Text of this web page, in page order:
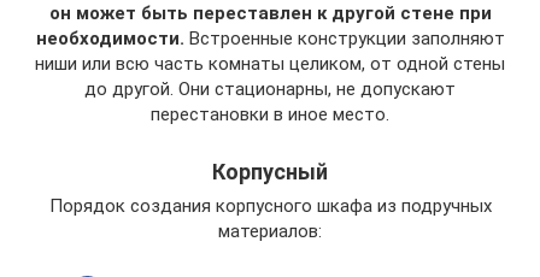
он может быть переставлен к другой стене при
необходимости. Встроенные конструкции заполняют
ниши или всю часть комнаты целиком, от одной стены
до другой. Они стационарны, не допускают
перестановки в иное место.
Корпусный
Порядок создания корпусного шкафа из подручных
материалов: